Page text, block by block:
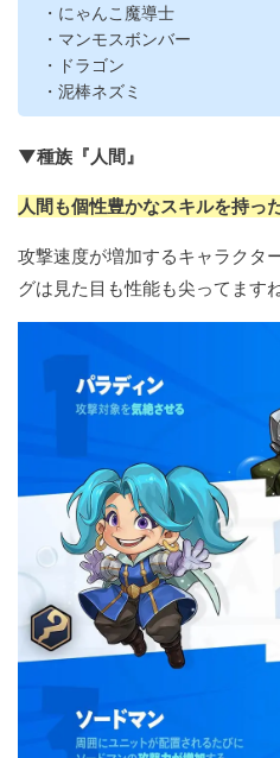
・にゃんこ魔導士
・マンモスボンバー
・ドラゴン
・泥棒ネズミ
▼種族『人間』
人間も個性豊かなスキルを持っ
攻撃速度が増加するキャラクタ
グは見た目も性能も尖ってますね